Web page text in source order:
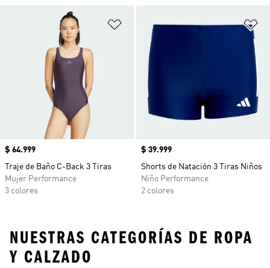
Precio
$ 64.999
Traje de Baño C-Back 3 Tiras
Mujer Performance
3 colores
Precio
$ 39.999
Shorts de Natación 3 Tiras Niños
Niño Performance
2 colores
NUESTRAS CATEGORÍAS DE ROPA
Y CALZADO